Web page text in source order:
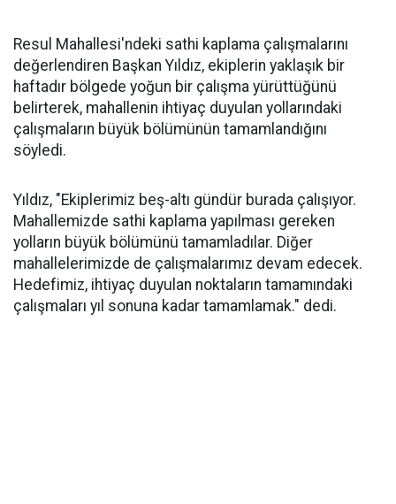
Resul Mahallesi'ndeki sathi kaplama çalışmalarını
değerlendiren Başkan Yıldız, ekiplerin yaklaşık bir
haftadır bölgede yoğun bir çalışma yürüttüğünü
belirterek, mahallenin ihtiyaç duyulan yollarındaki
çalışmaların büyük bölümünün tamamlandığını
söyledi.
Yıldız, "Ekiplerimiz beş-altı gündür burada çalışıyor.
Mahallemizde sathi kaplama yapılması gereken
yolların büyük bölümünü tamamladılar. Diğer
mahallelerimizde de çalışmalarımız devam edecek.
Hedefimiz, ihtiyaç duyulan noktaların tamamındaki
çalışmaları yıl sonuna kadar tamamlamak." dedi.